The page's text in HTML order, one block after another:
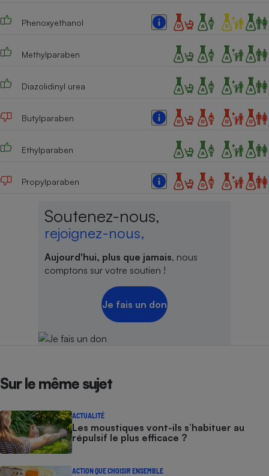
Phenoxyethanol
Methylparaben
Diazolidinyl urea
Butylparaben
Ethylparaben
Propylparaben
Soutenez-nous,
rejoignez-nous,
Aujourd'hui, plus que jamais, nous
comptons sur votre soutien !
Je fais un don
Sur le même sujet
ACTUALITÉ
Les moustiques vont-ils s’habituer au
répulsif le plus efficace ?
ACTION QUE CHOISIR ENSEMBLE